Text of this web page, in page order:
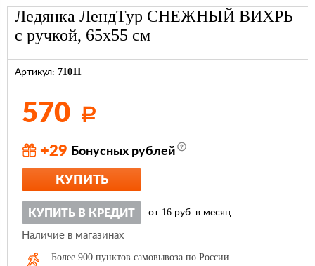
Ледянка ЛендТур СНЕЖНЫЙ ВИХРЬ
с ручкой, 65х55 см
Артикул: 71011
570 Р
+29 Бонусных рублей
КУПИТЬ
КУПИТЬ В КРЕДИТ от 16 руб. в месяц
Наличие в магазинах
Более 900 пунктов самовывоза по России